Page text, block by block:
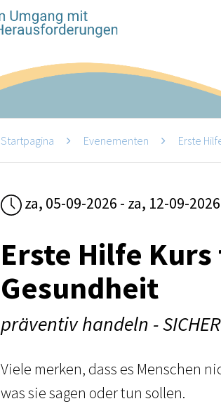
Startpagina Evenementen Erste
za, 05-09-2026 - za, 12-09-2026
Erste Hilfe
Gesundheit
präventiv handeln -
Viele merken, dass es Menschen
was sie sagen oder tun sollen.